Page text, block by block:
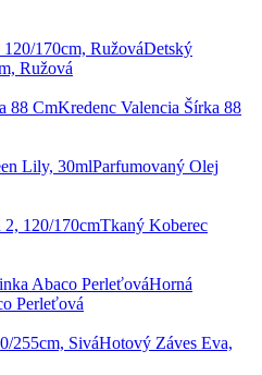
Detský
Ružová
Kredenc Valencia Šírka 88
Parfumovaný Olej
Tkaný Koberec
Horná
Perleťová
Hotový Záves Eva,